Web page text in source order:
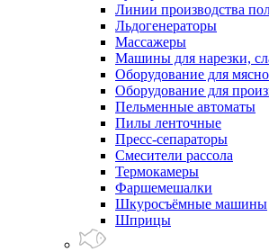
Линии производства
Льдогенераторы
Массажеры
Машины для нарезки,
Оборудование для
Оборудование для
Пельменные автоматы
Пилы ленточные
Пресс-сепараторы
Смесители рассола
Термокамеры
Фаршемешалки
Шкуросъёмные машины
Шприцы